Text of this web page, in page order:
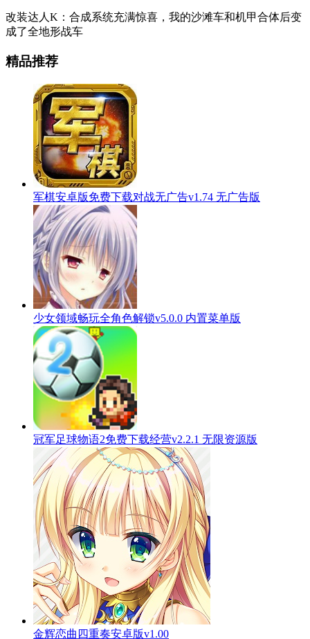
改装达人K：合成系统充满惊喜，我的沙滩车和机甲合体后变
成了全地形战车
精品推荐
军棋安卓版免费下载对战无广告v1.74 无广告版
少女领域畅玩全角色解锁v5.0.0 内置菜单版
冠军足球物语2免费下载经营v2.2.1 无限资源版
金辉恋曲四重奏安卓版v1.00